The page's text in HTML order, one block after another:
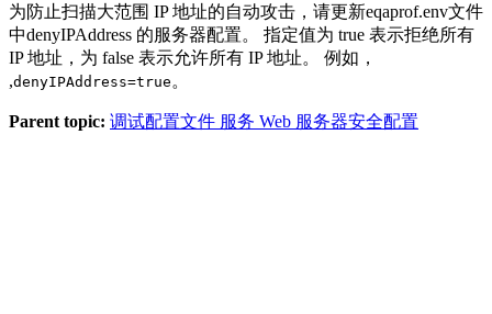
为防止扫描大范围 IP 地址的自动攻击，请更新eqaprof.env文件
中denyIPAddress 的服务器配置。 指定值为 true 表示拒绝所有
IP 地址，为 false 表示允许所有 IP 地址。 例如，
,denyIPAddress=true 。
Parent topic: 调试配置文件 服务 Web 服务器安全配置